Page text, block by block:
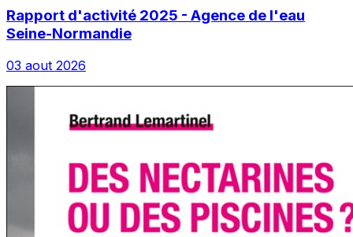
Rapport d'activité 2025 - Agence de l'eau
Seine-Normandie
03 aout 2026